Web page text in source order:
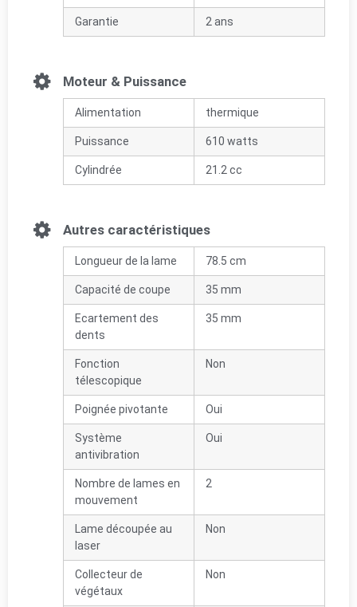
Garantie 2 ans
Moteur & Puissance
Alimentation thermique
Puissance 610 watts
Cylindrée 21.2 cc
Autres caractéristiques
Longueur de la lame 78.5 cm
Capacité de coupe 35 mm
Ecartement des
dents
35 mm
Fonction
télescopique
Non
Poignée pivotante Oui
Système
antivibration
Oui
Nombre de lames en
mouvement
2
Lame découpée au
laser
Non
Collecteur de
végétaux
Non